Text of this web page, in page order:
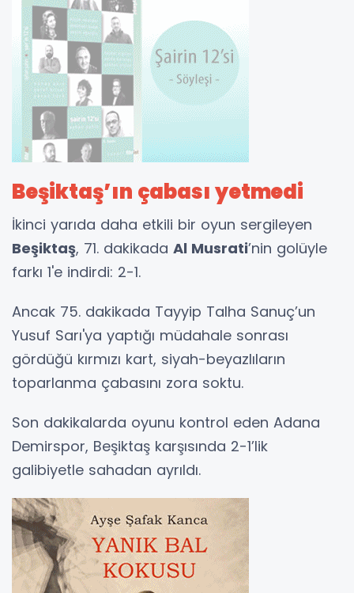
Beşiktaş’ın çabası yetmedi
İkinci yarıda daha etkili bir oyun sergileyen
Beşiktaş, 71. dakikada Al Musrati’nin golüyle
farkı 1'e indirdi: 2-1.
Ancak 75. dakikada Tayyip Talha Sanuç’un
Yusuf Sarı'ya yaptığı müdahale sonrası
gördüğü kırmızı kart, siyah-beyazlıların
toparlanma çabasını zora soktu.
Son dakikalarda oyunu kontrol eden Adana
Demirspor, Beşiktaş karşısında 2-1’lik
galibiyetle sahadan ayrıldı.